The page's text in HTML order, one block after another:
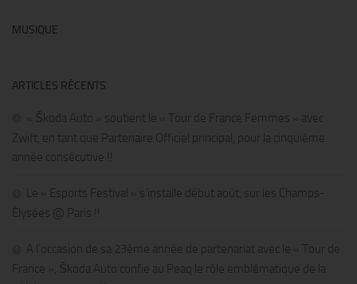
MUSIQUE
ARTICLES RÉCENTS
« Škoda Auto » soutient le « Tour de France Femmes » avec
Zwift, en tant que Partenaire Officiel principal, pour la cinquième
année consécutive !!
Le « Esports Festival » s’installe début août, sur les Champs-
Élysées @ Paris !!
A l’occasion de sa 23ème année de partenariat avec le « Tour de
France », Škoda Auto confie au Peaq le rôle emblématique de la